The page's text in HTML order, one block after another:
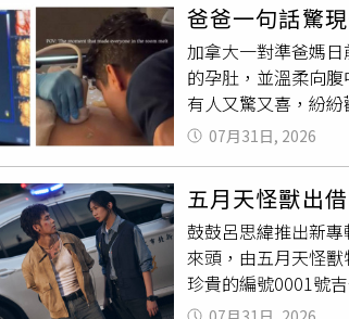
融合清爽水果茶潘
敦街頭度假的悠閒
活動期間走進這座
Land Xinyi信義店台
點*未滿十八歲禁止
天上看，我會把他
民」、「這份溫暖
非常感謝你們，你
麼台灣人這麼好心」
他能走上音樂的路
非常反對，覺得學
話，那一年練的英
以他最後仍是回台
為了支撐自己的夢
過去也幹過包括展
就要上班，一天要
有時試鏡或拍戲來
情，大家不想倒垃
多困擾。」在《明
但辛苦了多年仍然
爸爸一句話驚
加拿大一對準爸媽
的孕肚，並溫柔向
有人又驚又喜，紛
友。綜合《People
往醫院進行例行超
時刻。檢查開始後
說完後，他便抬起
彷彿正在回應爸爸
也紛紛鼓勵準爸爸
音波螢幕上的珍貴
已累積超過5000萬
07月31日, 2026
五月天怪獸出
鼓鼓呂思緯推出新
來頭，由五月天怪
珍貴的編號0001號
限量吉他，鼓鼓拍